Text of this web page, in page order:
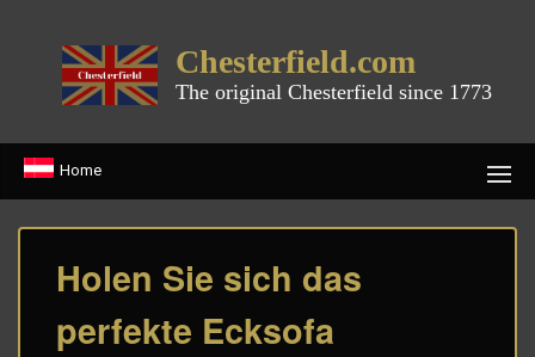
Chesterfield.com
The original Chesterfield since 1773
Home
Holen Sie sich das
perfekte Ecksofa